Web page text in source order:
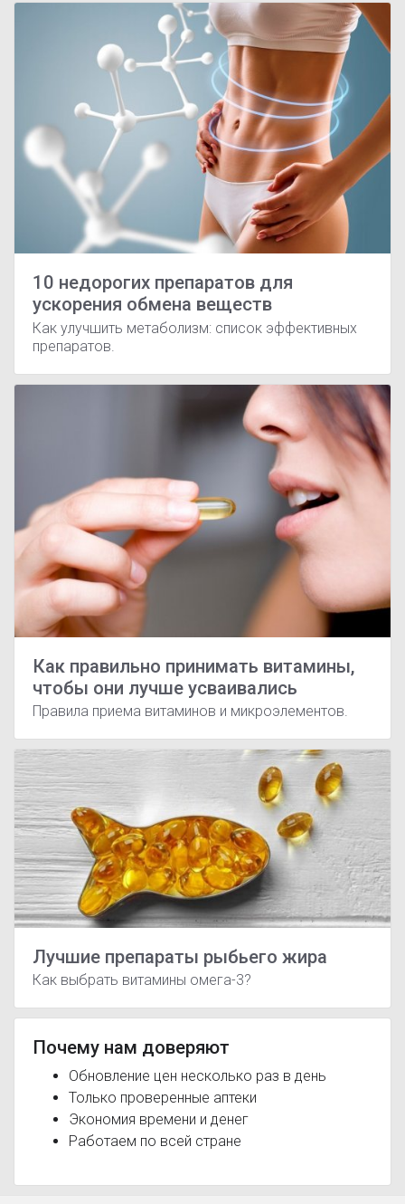
10 недорогих препаратов для
ускорения обмена веществ
Как улучшить метаболизм: список эффективных
препаратов.
Как правильно принимать витамины,
чтобы они лучше усваивались
Правила приема витаминов и микроэлементов.
Лучшие препараты рыбьего жира
Как выбрать витамины омега-3?
Почему нам доверяют
Обновление цен несколько раз в день
Только проверенные аптеки
Экономия времени и денег
Работаем по всей стране